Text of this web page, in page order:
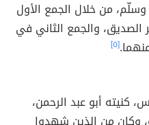
من خلال الجمع الأول
الصديق، والجمع الثاني في
[٥]
كنيته أبو عبد الرحمن،